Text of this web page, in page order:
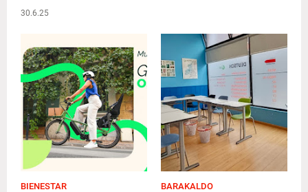
30.6.25
BIENESTAR BARAKALDO